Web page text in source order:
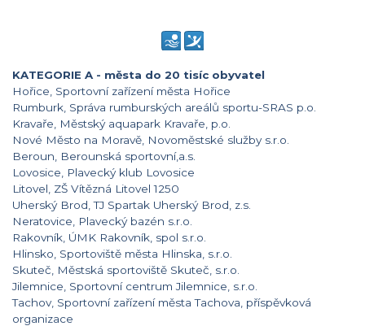
KATEGORIE A - města do 20 tisíc obyvatel
Hořice, Sportovní zařízení města Hořice
Rumburk, Správa rumburských areálů sportu-SRAS p.o.
Kravaře, Městský aquapark Kravaře, p.o.
Nové Město na Moravě, Novoměstské služby s.r.o.
Beroun, Berounská sportovní,a.s.
Lovosice, Plavecký klub Lovosice
Litovel, ZŠ Vítězná Litovel 1250
Uherský Brod, TJ Spartak Uherský Brod, z.s.
Neratovice, Plavecký bazén s.r.o.
Rakovník, ÚMK Rakovník, spol s.r.o.
Hlinsko, Sportoviště města Hlinska, s.r.o.
Skuteč, Městská sportoviště Skuteč, s.r.o.
Jilemnice, Sportovní centrum Jilemnice, s.r.o.
Tachov, Sportovní zařízení města Tachova, příspěvková
organizace